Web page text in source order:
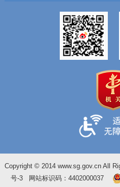
Copyright © 2014 www.sg.gov.cn All
号-3网站标识码：4402000037